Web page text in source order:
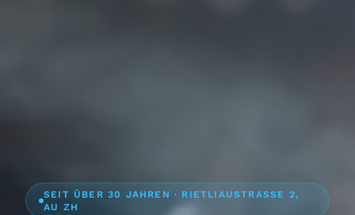
SEIT ÜBER 30 JAHREN · RIETLIAUSTRASSE 2,
AU ZH